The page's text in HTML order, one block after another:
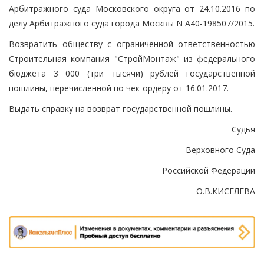
Арбитражного суда Московского округа от 24.10.2016 по
делу Арбитражного суда города Москвы N А40-198507/2015.
Возвратить обществу с ограниченной ответственностью
Строительная компания "СтройМонтаж" из федерального
бюджета 3 000 (три тысячи) рублей государственной
пошлины, перечисленной по чек-ордеру от 16.01.2017.
Выдать справку на возврат государственной пошлины.
Судья
Верховного Суда
Российской Федерации
О.В.КИСЕЛЕВА